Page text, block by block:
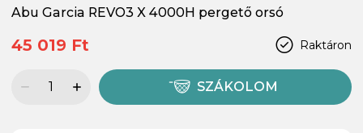
Abu Garcia REVO3 X 4000H pergető orsó
Raktáron
45 019 Ft
SZÁKOLOM